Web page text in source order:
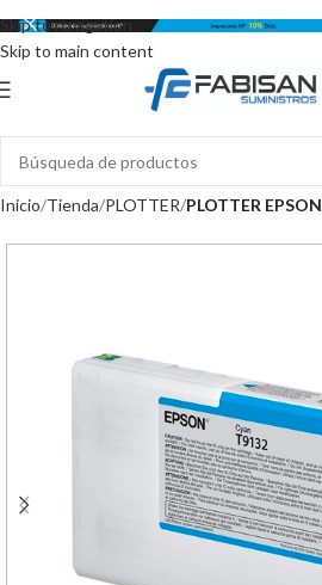
Skip to navigation
Skip to main content
Inicio Tienda PLOTTER PLOTTER EPSON